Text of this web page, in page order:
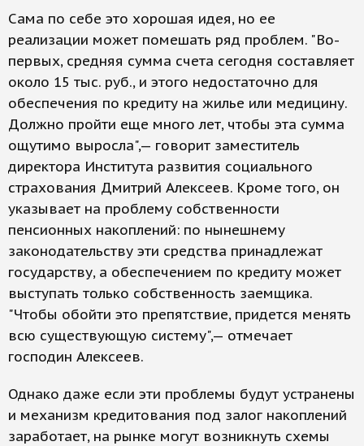
Сама по себе это хорошая идея, но ее
реализации может помешать ряд проблем. "Во-
первых, средняя сумма счета сегодня составляет
около 15 тыс. руб., и этого недостаточно для
обеспечения по кредиту на жилье или медицину.
Должно пройти еще много лет, чтобы эта сумма
ощутимо выросла",— говорит заместитель
директора Института развития социального
страхования Дмитрий Алексеев. Кроме того, он
указывает на проблему собственности
пенсионных накоплений: по нынешнему
законодательству эти средства принадлежат
государству, а обеспечением по кредиту может
выступать только собственность заемщика.
"Чтобы обойти это препятствие, придется менять
всю существующую систему",— отмечает
господин Алексеев.
Однако даже если эти проблемы будут устранены
и механизм кредитования под залог накоплений
заработает, на рынке могут возникнуть схемы